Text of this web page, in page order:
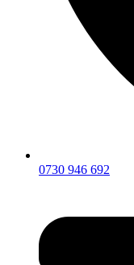
0730 946 692